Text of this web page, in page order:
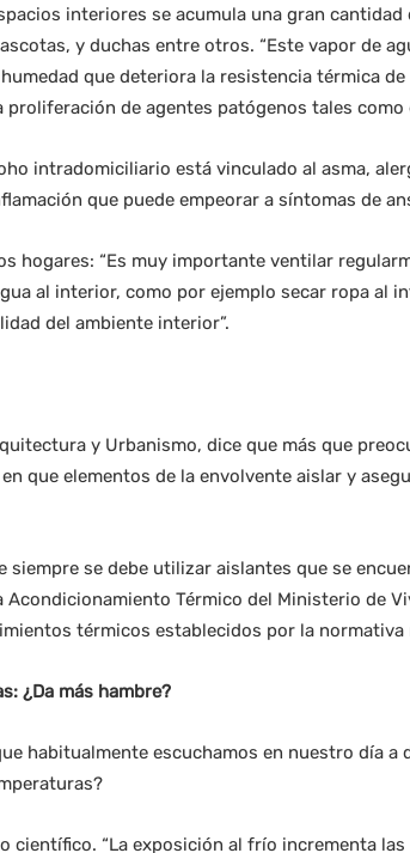
interiores se acumula una gran
y duchas entre otros. “Este vapor de
que deteriora la resistencia térmica
proliferación de agentes patógenos tales como
intradomiciliario está vinculado al asma,
que puede empeorar a síntomas de
hogares: “Es muy importante ventilar
al interior, como por ejemplo secar ropa al
del ambiente interior”.
y Urbanismo, dice que más que
que elementos de la envolvente aislar y
siempre se debe utilizar aislantes que se
Térmico del Ministerio de
térmicos establecidos por la normativa
¿Da más hambre?
habitualmente escuchamos en nuestro día a
científico. “La exposición al frío incrementa